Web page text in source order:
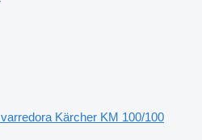
varredora Kärcher KM 100/100